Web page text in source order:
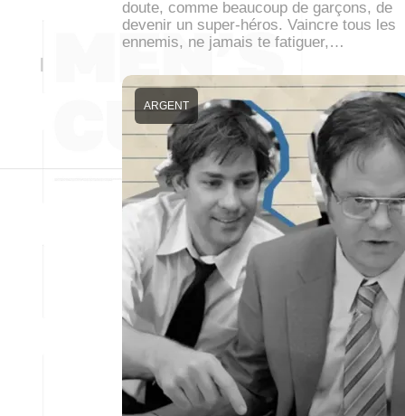
doute, comme beaucoup de garçons, de
devenir un super-héros. Vaincre tous les
ennemis, ne jamais te fatiguer,…
ARGENT